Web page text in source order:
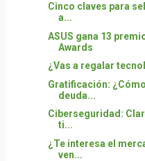
Cinco claves para
a...
ASUS gana 13
Awards
¿Vas a regalar
Gratificación:
deuda...
Ciberseguridad:
ti...
¿Te interesa el
ven...